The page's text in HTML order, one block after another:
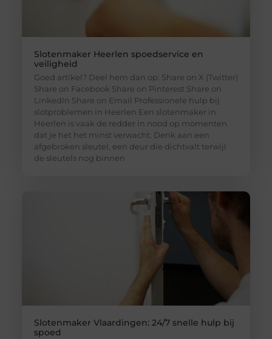
Slotenmaker Heerlen spoedservice en
veiligheid
Goed artikel? Deel hem dan op: Share on X (Twitter)
Share on Facebook Share on Pinterest Share on
LinkedIn Share on Email Professionele hulp bij
slotproblemen in Heerlen Een slotenmaker in
Heerlen is vaak de redder in nood op momenten
dat je het het minst verwacht. Denk aan een
afgebroken sleutel, een deur die dichtvalt terwijl
de sleutels nog binnen
Slotenmaker Vlaardingen: 24/7 snelle hulp bij
spoed